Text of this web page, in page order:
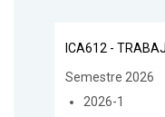
ICA612 -
Semestre 2026
2026-1